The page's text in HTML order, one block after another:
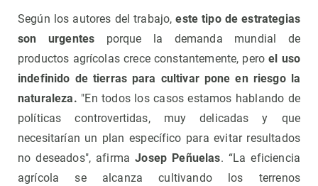
Según los autores del trabajo,este tipo de estrategias
son urgentes porque la demanda mundial de
productos agrícolas crece constantemente, peroel uso
indefinido de tierras para cultivar pone en riesgo la
naturaleza. "En todos los casos estamos hablando de
políticas controvertidas, muy delicadas y que
necesitarían un plan específico para evitar resultados
no deseados", afirmaJosep Peñuelas. “La eficiencia
agrícola se alcanza cultivando los terrenos